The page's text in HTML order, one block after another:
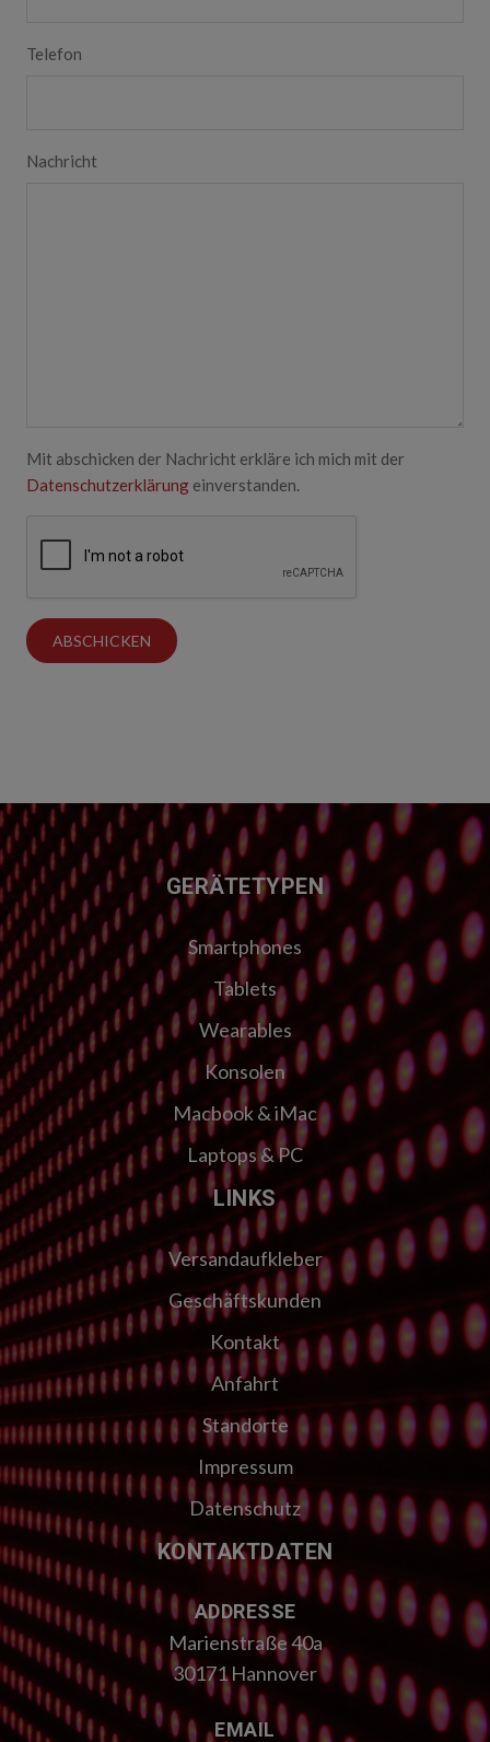
Telefon
Nachricht
Mit abschicken der Nachricht erkläre ich mich mit der
Datenschutzerklärung einverstanden.
ABSCHICKEN
FUSSZEILE GERÄTETYPEN
Smartphones
Tablets
Wearables
Konsolen
Macbook & iMac
Laptops & PC
LINKS
Versandaufkleber
Geschäftskunden
Kontakt
Anfahrt
Standorte
Impressum
Datenschutz
KONTAKTDATEN
ADDRESSE
Marienstraße 40a
30171 Hannover
EMAIL